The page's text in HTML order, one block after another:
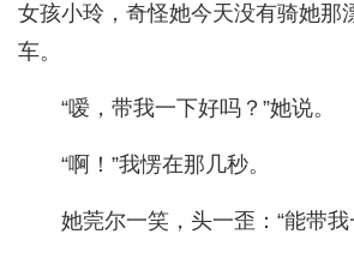
女孩小玲，奇怪她今天没有骑她那
车。
“嗳，带我一下好吗？”她说。
“啊！”我愣在那几秒。
她莞尔一笑，头一歪：“能带我